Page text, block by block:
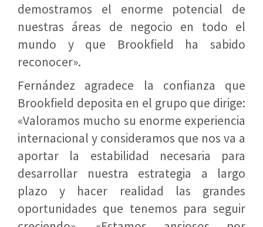
demostramos el enorme potencial de
nuestras áreas de negocio en todo el
mundo y que Brookfield ha sabido
reconocer».
Fernández agradece la confianza que
Brookfield deposita en el grupo que dirige:
«Valoramos mucho su enorme experiencia
internacional y consideramos que nos va a
aportar la estabilidad necesaria para
desarrollar nuestra estrategia a largo
plazo y hacer realidad las grandes
oportunidades que tenemos para seguir